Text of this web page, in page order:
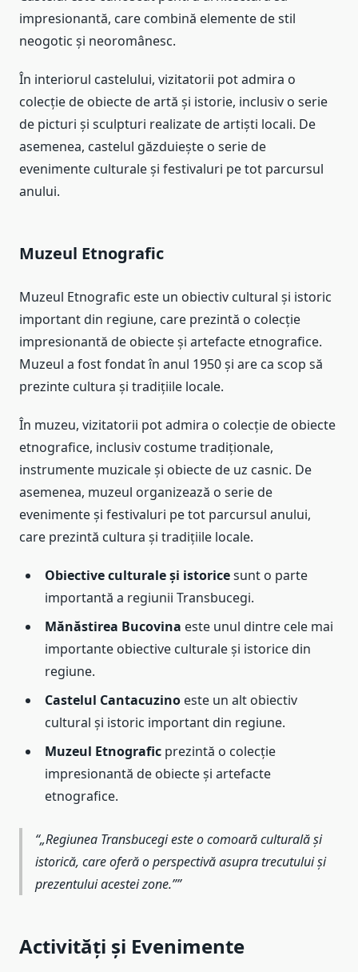
impresionantă, care combină elemente de stil
neogotic și neoromânesc.
În interiorul castelului, vizitatorii pot admira o
colecție de obiecte de artă și istorie, inclusiv o serie
de picturi și sculpturi realizate de artiști locali. De
asemenea, castelul găzduiește o serie de
evenimente culturale și festivaluri pe tot parcursul
anului.
Muzeul Etnografic
Muzeul Etnografic este un obiectiv cultural și istoric
important din regiune, care prezintă o colecție
impresionantă de obiecte și artefacte etnografice.
Muzeul a fost fondat în anul 1950 și are ca scop să
prezinte cultura și tradițiile locale.
În muzeu, vizitatorii pot admira o colecție de obiecte
etnografice, inclusiv costume tradiționale,
instrumente muzicale și obiecte de uz casnic. De
asemenea, muzeul organizează o serie de
evenimente și festivaluri pe tot parcursul anului,
care prezintă cultura și tradițiile locale.
Obiective culturale și istoricesunt o parte
importantă a regiunii Transbucegi.
Mănăstirea Bucovina este unul dintre cele mai
importante obiective culturale și istorice din
regiune.
Castelul Cantacuzino este un alt obiectiv
cultural și istoric important din regiune.
Muzeul Etnografic prezintă o colecție
impresionantă de obiecte și artefacte
etnografice.
„Regiunea Transbucegi este o comoară culturală și
istorică, care oferă o perspectivă asupra trecutului și
prezentului acestei zone.”
Activități și Evenimente